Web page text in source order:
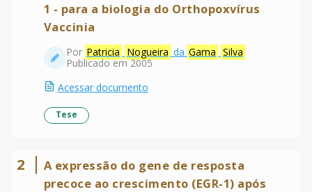
1 - para a biologia do Orthopoxvírus
Vaccinia
Por Patricia Nogueira da Gama Silva
Publicado em 2005
Acessar documento
Tese
2
A expressão do gene de resposta
precoce ao crescimento (EGR-1) após